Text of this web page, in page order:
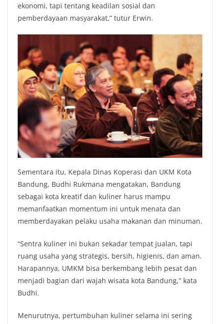
ekonomi, tapi tentang keadilan sosial dan
pemberdayaan masyarakat,” tutur Erwin.
Sementara itu, Kepala Dinas Koperasi dan UKM Kota
Bandung, Budhi Rukmana mengatakan, Bandung
sebagai kota kreatif dan kuliner harus mampu
memanfaatkan momentum ini untuk menata dan
memberdayakan pelaku usaha makanan dan minuman.
“Sentra kuliner ini bukan sekadar tempat jualan, tapi
ruang usaha yang strategis, bersih, higienis, dan aman.
Harapannya, UMKM bisa berkembang lebih pesat dan
menjadi bagian dari wajah wisata kota Bandung,” kata
Budhi.
Menurutnya, pertumbuhan kuliner selama ini sering